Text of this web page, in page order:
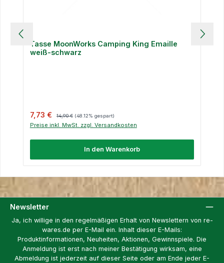
Tasse MoonWorks Camping King Emaille
weiß-schwarz
Verkaufspreis:
7,73 € 14,90 € (48.12% gespart)
Preise inkl. MwSt. zzgl. Versandkosten
In den Warenkorb
Newsletter
Ja, ich willige in den regelmäßigen Erhalt von Newslettern von re-
wares.de per E-Mail ein. Inhalt dieser E-Mails:
Produktinformationen, Neuheiten, Aktionen, Gewinnspiele. Die
Anmeldung ist erst nach meiner Bestätigung wirksam, eine
Abmeldung ist jederzeit auf dieser Seite oder am Ende jeder E-